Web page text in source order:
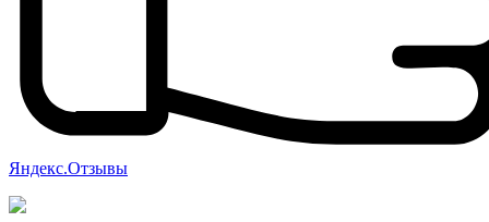
Яндекс.Отзывы